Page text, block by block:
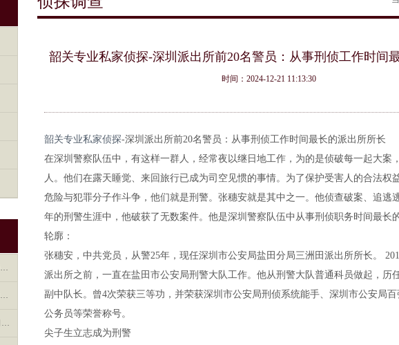
韶关专业侦探公司-深圳市市场监管局召开2021年年中执法检查
韶关重婚取证-深圳市南山公安分局通报8起P2P平台案件
韶关正规寻人公司-渡窗深夜|两家公司涉嫌集资诈骗近50亿元，
韶关专业私家侦探-深圳派出所前20名警员：从事刑侦工作时间
时间：2024-12-21 11:13:30
韶关专业私家侦探-深圳派出所前20名警员：从事刑侦工作时间最长的派出所所长
在深圳警察队伍中，有这样一群人，经常夜以继日地工作，为的是侦破每一起大案
人。他们在露天睡觉、来回旅行已成为司空见惯的事情。为了保护受害人的合法权
危险与犯罪分子作斗争，他们就是刑警。张穗安就是其中之一。他侦查破案、追逃
年的刑警生涯中，他破获了无数案件。他是深圳警察队伍中从事刑侦职务时间最长
轮廓：
张穗安，中共党员，从警25年，现任深圳市公安局盐田分局三洲田派出所所长。
派出所之前，一直在盐田市公安局刑警大队工作。他从刑警大队普通科员做起，历
副中队长。曾4次荣获三等功，并荣获深圳市公安局刑侦系统能手、深圳市公安局
公务员等荣誉称号。
尖子生立志成为刑警